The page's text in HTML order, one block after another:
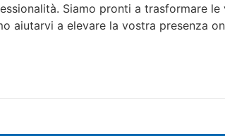
Siamo pronti a trasformare
a elevare la vostra presenza